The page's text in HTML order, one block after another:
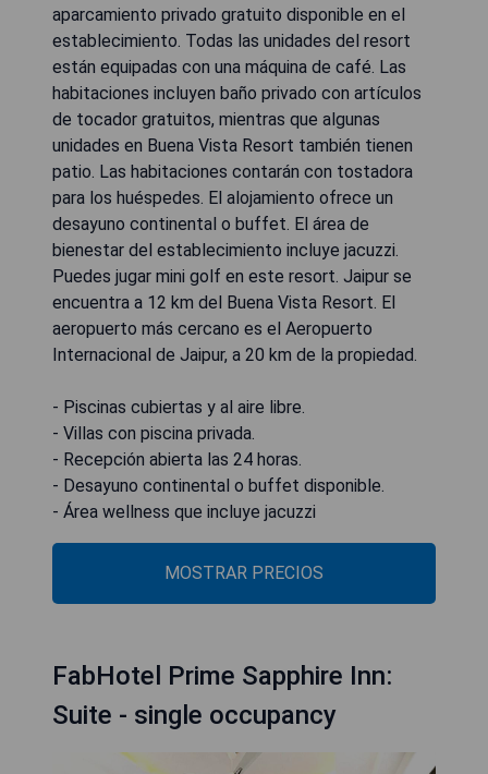
aparcamiento privado gratuito disponible en el
establecimiento. Todas las unidades del resort
están equipadas con una máquina de café. Las
habitaciones incluyen baño privado con artículos
de tocador gratuitos, mientras que algunas
unidades en Buena Vista Resort también tienen
patio. Las habitaciones contarán con tostadora
para los huéspedes. El alojamiento ofrece un
desayuno continental o buffet. El área de
bienestar del establecimiento incluye jacuzzi.
Puedes jugar mini golf en este resort. Jaipur se
encuentra a 12 km del Buena Vista Resort. El
aeropuerto más cercano es el Aeropuerto
Internacional de Jaipur, a 20 km de la propiedad.
- Piscinas cubiertas y al aire libre.
- Villas con piscina privada.
- Recepción abierta las 24 horas.
- Desayuno continental o buffet disponible.
- Área wellness que incluye jacuzzi
MOSTRAR PRECIOS
FabHotel Prime Sapphire Inn:
Suite - single occupancy